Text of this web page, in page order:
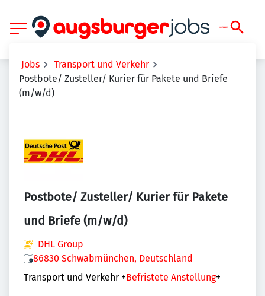
Jobs
Transport und Verkehr
Postbote/ Zusteller/ Kurier für Pakete und Briefe
(m/w/d)
Postbote/ Zusteller/ Kurier für Pakete
und Briefe (m/w/d)
DHL Group
86830 Schwabmünchen, Deutschland
Transport und Verkehr +Befristete Anstellung+